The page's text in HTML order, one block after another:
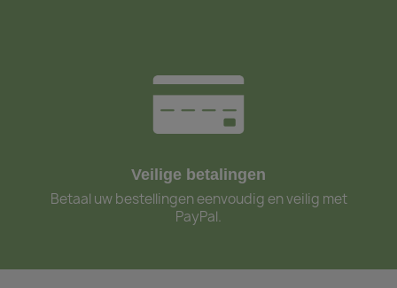
Veilige betalingen
Betaal uw bestellingen eenvoudig en veilig met
PayPal.